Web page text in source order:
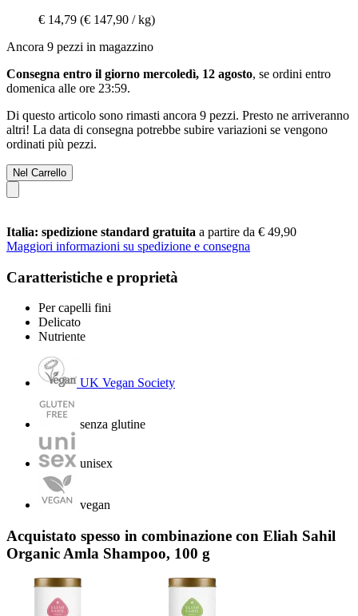
€ 14,79 (€ 147,90 / kg)
Ancora 9 pezzi in magazzino
Consegna entro il giorno mercoledì, 12 agosto, se ordini entro
domenica alle ore 23:59.
Di questo articolo sono rimasti ancora 9 pezzi. Presto ne arriveranno
altri! La data di consegna potrebbe subire variazioni se vengono
ordinati più pezzi.
Nel Carrello
Italia: spedizione standard gratuita a partire da € 49,90
Maggiori informazioni su spedizione e consegna
Caratteristiche e proprietà
Per capelli fini
Delicato
Nutriente
UK Vegan Society
senza glutine
unisex
vegan
Acquistato spesso in combinazione con Eliah Sahil
Organic Amla Shampoo, 100 g